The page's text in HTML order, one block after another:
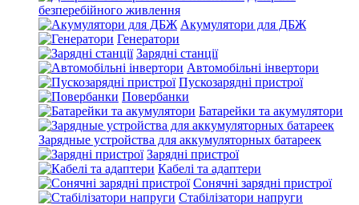
безперебійного живлення
Акумулятори для ДБЖ
Генератори
Зарядні станції
Автомобільні інвертори
Пускозарядні пристрої
Повербанки
Батарейки та акумулятори
Зарядные устройства для аккумуляторных батареек
Зарядні пристрої
Кабелі та адаптери
Сонячні зарядні пристрої
Стабілізатори напруги